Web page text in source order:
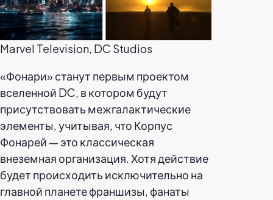
Marvel Television, DC Studios
«Фонари» станут первым проектом
вселенной DC, в котором будут
присутствовать межгалактические
элементы, учитывая, что Корпус
Фонарей — это классическая
внеземная организация. Хотя действие
будет происходить исключительно на
главной планете франшизы, фанаты